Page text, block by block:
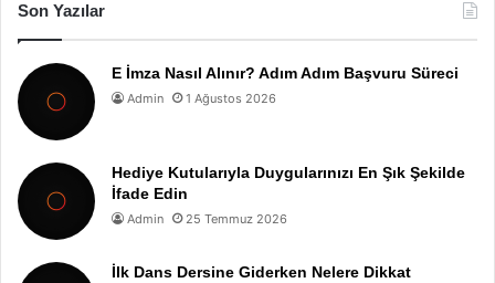
Son Yazılar
E İmza Nasıl Alınır? Adım Adım Başvuru Süreci
Admin 1 Ağustos 2026
Hediye Kutularıyla Duygularınızı En Şık Şekilde
İfade Edin
Admin 25 Temmuz 2026
İlk Dans Dersine Giderken Nelere Dikkat